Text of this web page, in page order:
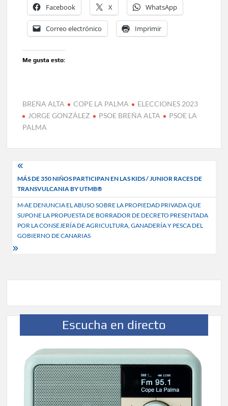
Facebook X WhatsApp
Correo electrónico Imprimir
Me gusta esto:
BREÑA ALTA COPE LA PALMA
ELECCIONES 2023
JORGE GONZÁLEZ
PSOE BREÑA ALTA
PSOE LA
PALMA
Navegación
de
entradas
MÁS DE 350 NIÑOS PARTICIPAN EN LAS KIDS / JUNIOR RACES DE
TRANSVULCANIA BY UTMB®
M·AE DENUNCIA EL ABUSO SOBRE LA PROPIEDAD PRIVADA QUE
SUPONE LA PROPUESTA DE BORRADOR DE DECRETO PRESENTADA
POR LA CONSEJERÍA DE AGRICULTURA, GANADERÍA Y PESCA DEL
GOBIERNO DE CANARIAS
Escucha en directo